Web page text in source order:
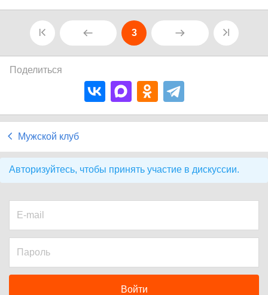
3
Поделиться
Мужской клуб
Авторизуйтесь, чтобы принять участие в дискуссии.
Войти